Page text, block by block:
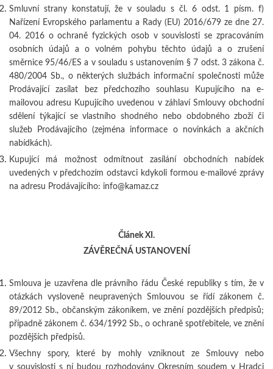
Smluvní strany konstatují, že v souladu s čl. 6 odst. 1 písm. f)
Nařízení Evropského parlamentu a Rady (EU) 2016/679 ze dne 27.
04. 2016 o ochraně fyzických osob v souvislosti se zpracováním
osobních údajů a o volném pohybu těchto údajů a o zrušení
směrnice 95/46/ES a v souladu s ustanovením § 7 odst. 3 zákona č.
480/2004 Sb., o některých službách informační společnosti může
Prodávající zasílat bez předchozího souhlasu Kupujícího na e-
mailovou adresu Kupujícího uvedenou v záhlaví Smlouvy obchodní
sdělení týkající se vlastního shodného nebo obdobného zboží či
služeb Prodávajícího (zejména informace o novinkách a akčních
nabídkách).
Kupující má možnost odmítnout zasílání obchodních nabídek
uvedených v předchozím odstavci kdykoli formou e-mailové zprávy
na adresu Prodávajícího: info@kamaz.cz
Článek XI.
ZÁVĚREČNÁ USTANOVENÍ
Smlouva je uzavřena dle právního řádu České republiky s tím, že v
otázkách vysloveně neupravených Smlouvou se řídí zákonem č.
89/2012 Sb., občanským zákoníkem, ve znění pozdějších předpisů;
případně zákonem č. 634/1992 Sb., o ochraně spotřebitele, ve znění
pozdějších předpisů.
Všechny spory, které by mohly vzniknout ze Smlouvynebo
v souvislosti s níbudou rozhodovány Okresním soudem v Hradci